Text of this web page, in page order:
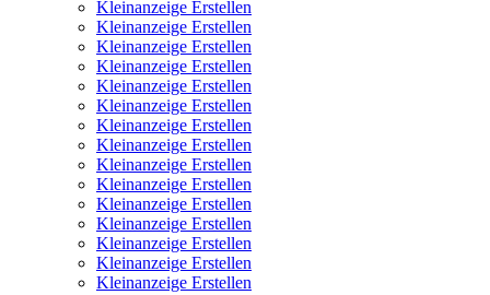
Kleinanzeige Erstellen
Kleinanzeige Erstellen
Kleinanzeige Erstellen
Kleinanzeige Erstellen
Kleinanzeige Erstellen
Kleinanzeige Erstellen
Kleinanzeige Erstellen
Kleinanzeige Erstellen
Kleinanzeige Erstellen
Kleinanzeige Erstellen
Kleinanzeige Erstellen
Kleinanzeige Erstellen
Kleinanzeige Erstellen
Kleinanzeige Erstellen
Kleinanzeige Erstellen